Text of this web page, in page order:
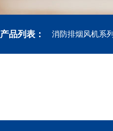
产品列表： 消防排烟风机系列